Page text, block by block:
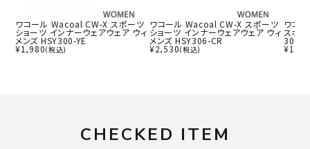
ワコール Wacoal CW-X スポーツ
ショーツ インナーウェアウェア ウィ
メンズ HSY300-YE
¥1,980(税込)
ワコール Wacoal CW-X スポーツ
ショーツ インナーウェアウェア ウィ
メンズ HSY306-CR
¥2,530(税込)
ワコ
スポー
300-
¥
CHECKED ITEM